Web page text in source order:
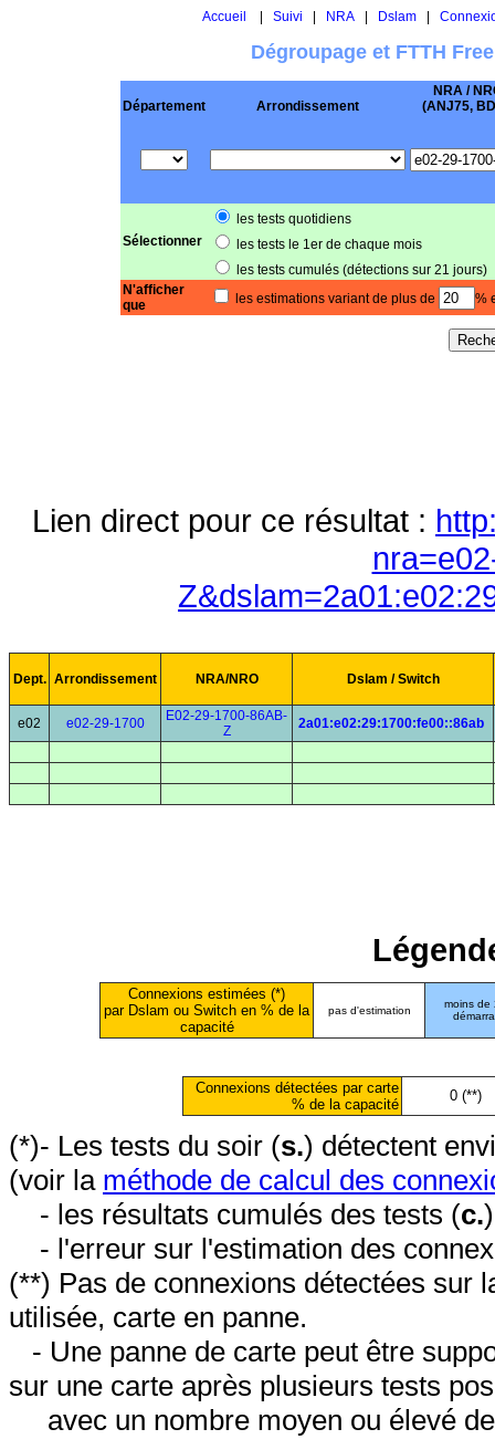
Accueil Suivi NRA| Dslam|
Dégroupage et FTTH
Département Arrondissement
NRA /
(ANJ75,
Sélectionner
les tests quotidiens
les tests le 1er de chaque mois
les tests cumulés (détections sur 21 jours)
N'afficher
que
les estimations variant de plus de %
Lien direct pour ce résultat :
Dept. Arrondissement NRA/NRO Dslam / Switch
e02 e02-29-1700
E02-29-1700-86AB-
Z
2a01:e02:29:1700:fe00::86ab
Connexions estimées (*)
par Dslam ou Switch en % de la
capacité
pas d'estimation
moins de
Connexions détectées par carte
% de la capacité
0 (**)
(*)- Les tests du soir (s.) détectent
(voir la méthode de calcul des
- les résultats cumulés des tests (c.
- l'erreur sur l'estimation des
(**) Pas de connexions détectées sur
utilisée, carte en panne.
- Une panne de carte peut être
sur une carte après plusieurs tests
avec un nombre moyen ou élevé